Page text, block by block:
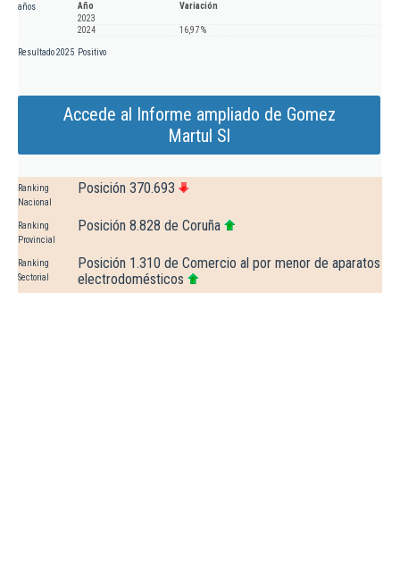
años
Año
Variación
2023
2024
16,97 %
Resultado 2025 Positivo
Accede al Informe ampliado de Gomez
Martul Sl
Ranking
Nacional
Posición 370.693
Ranking
Provincial
Posición 8.828 de Coruña
Ranking
Sectorial
Posición 1.310 de Comercio al por menor de aparatos
electrodomésticos